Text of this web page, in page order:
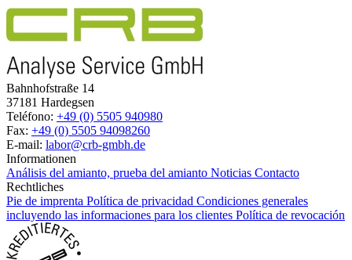
Bahnhofstraße 14
37181 Hardegsen
Teléfono: +49 (0) 5505 940980
Fax: +49 (0) 5505 94098260
E-mail: labor@crb-gmbh.de
Informationen
Análisis del amianto, prueba del amianto Noticias Contacto
Rechtliches
Pie de imprenta Política de privacidad Condiciones generales
incluyendo las informaciones para los clientes Política de revocación